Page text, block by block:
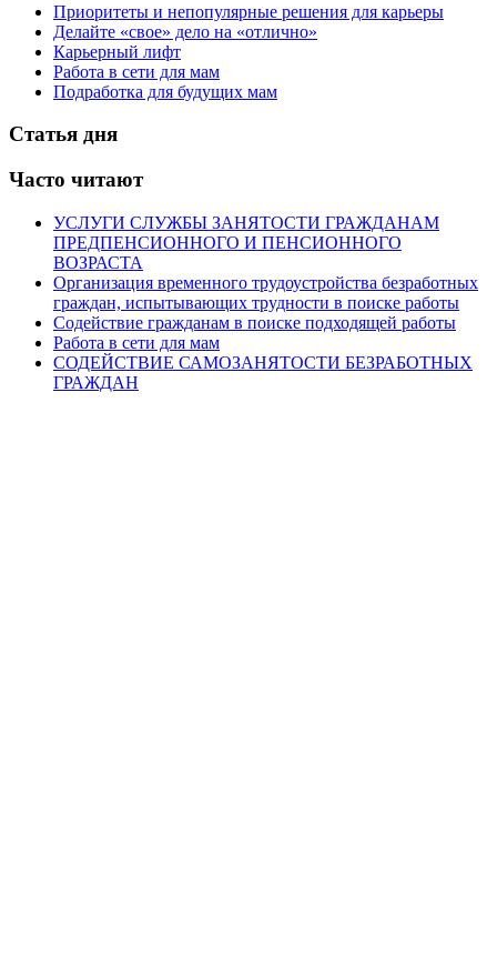
Приоритеты и непопулярные решения для карьеры
Делайте «свое» дело на «отлично»
Карьерный лифт
Работа в сети для мам
Подработка для будущих мам
Статья дня
Часто читают
УСЛУГИ СЛУЖБЫ ЗАНЯТОСТИ ГРАЖДАНАМ
ПРЕДПЕНСИОННОГО И ПЕНСИОННОГО
ВОЗРАСТА
Организация временного трудоустройства безработных
граждан, испытывающих трудности в поиске работы
Содействие гражданам в поиске подходящей работы
Работа в сети для мам
СОДЕЙСТВИЕ САМОЗАНЯТОСТИ БЕЗРАБОТНЫХ
ГРАЖДАН